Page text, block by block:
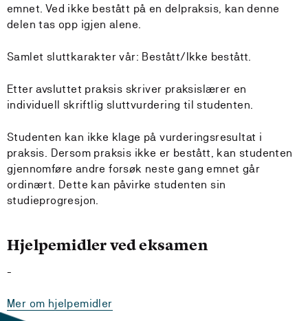
emnet. Ved ikke bestått på en delpraksis, kan denne
delen tas opp igjen alene.
Samlet sluttkarakter vår: Bestått/Ikke bestått.
Etter avsluttet praksis skriver praksislærer en
individuell skriftlig sluttvurdering til studenten.
Studenten kan ikke klage på vurderingsresultat i
praksis. Dersom praksis ikke er bestått, kan studenten
gjennomføre andre forsøk neste gang emnet går
ordinært. Dette kan påvirke studenten sin
studieprogresjon.
Hjelpemidler ved eksamen
-
Mer om hjelpemidler